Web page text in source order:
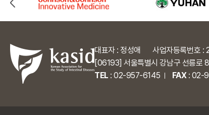
대표자 : 정성애
사업자등록번호
[06193] 서울특별시 강남구 선릉로
TEL :02-957-6145 FAX: 02-